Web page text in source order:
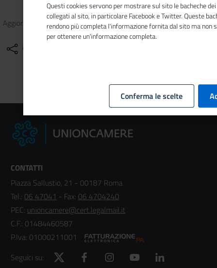
Aggiornato il 20/11/202512:56
Condividi
CONTATTI
Piazza Sallustio, 21 - 00187 Roma
Tel.: 06 47041 - Fax: 06 4704240
PEC: unioncamere@cert.legalmail.it
C.F.: 01484460587
P.Iva: 01000211001
Seguici su:
Twitter Facebook Instagram YouTube
Questi cookies servono per mostrare sul sito le bacheche
collegati al sito, in particolare Facebook e Twitter. Queste
rendono più completa l'informazione fornita dal sito ma non
per ottenere un'informazione completa.
Conferma le scelte